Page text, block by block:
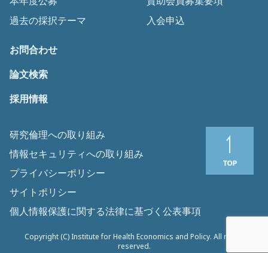
過去の採択テーマ
入会申込
お問合わせ
論文検索
採用情報
研究倫理への取り組み
情報セキュリティへの取り組み
プライバシーポリシー
サイトポリシー
個人情報保護に関する法律に基づく公表事項
Copyright (C) Institute for Health Economics and Policy. All rights
reserved.